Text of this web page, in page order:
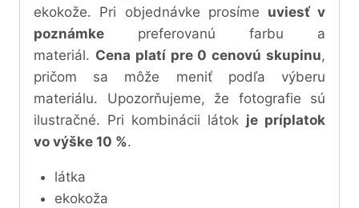
ekokože. Pri objednávke prosíme uviesť v
poznámke preferovanú farbu a
materiál. Cena platí pre 0 cenovú skupinu,
pričom sa môže meniť podľa výberu
materiálu. Upozorňujeme, že fotografie sú
ilustračné. Pri kombinácii látok je príplatok
vo výške 10 %.
látka
ekokoža